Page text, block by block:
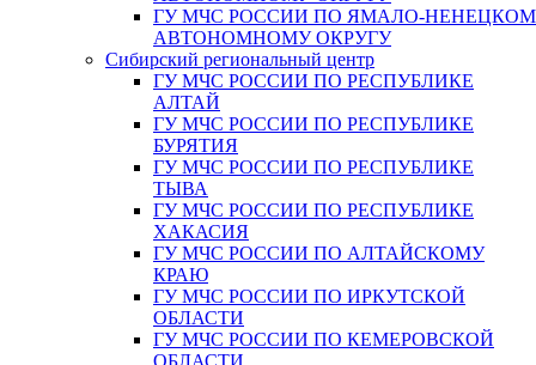
ГУ МЧС РОССИИ ПО ЯМАЛО-
АВТОНОМНОМУ ОКРУГУ
Сибирский региональный центр
ГУ МЧС РОССИИ ПО РЕСПУБЛИКЕ
АЛТАЙ
ГУ МЧС РОССИИ ПО РЕСПУБЛИКЕ
БУРЯТИЯ
ГУ МЧС РОССИИ ПО РЕСПУБЛИКЕ
ТЫВА
ГУ МЧС РОССИИ ПО РЕСПУБЛИКЕ
ХАКАСИЯ
ГУ МЧС РОССИИ ПО АЛТАЙСКОМУ
КРАЮ
ГУ МЧС РОССИИ ПО ИРКУТСКОЙ
ОБЛАСТИ
ГУ МЧС РОССИИ ПО КЕМЕРОВСКОЙ
ОБЛАСТИ